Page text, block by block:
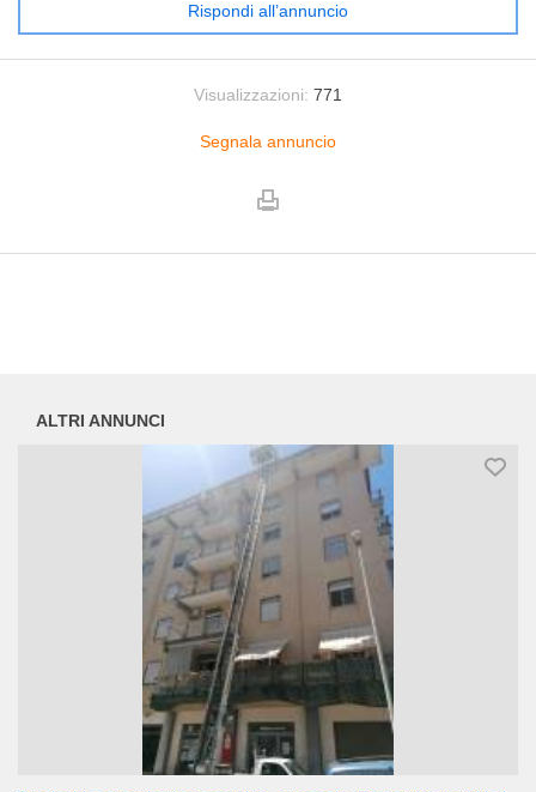
Rispondi all’annuncio
Visualizzazioni: 771
Segnala annuncio
ALTRI ANNUNCI